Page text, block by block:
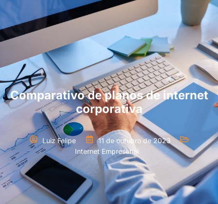
Comparativo de planos de internet
corporativa
Luiz Felipe
11 de outubro de 2023
Internet Empresarial